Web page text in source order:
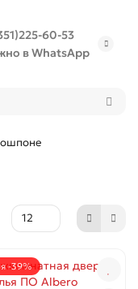
60-53
в WhatsApp
-39%